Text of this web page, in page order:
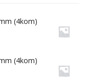
(4kom)
(4kom)